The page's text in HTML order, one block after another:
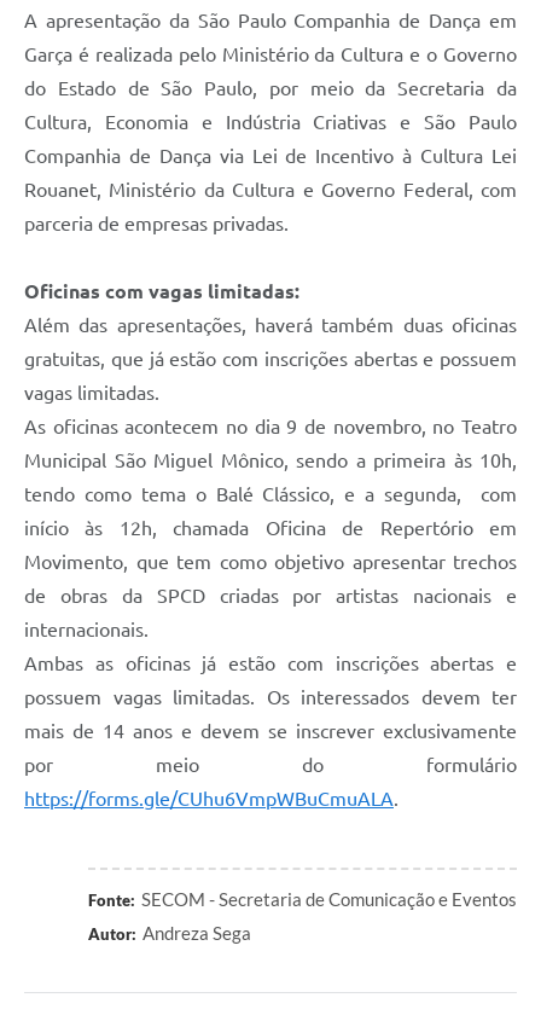
A apresentação da São Paulo Companhia de Dança em
Garça é realizada pelo Ministério da Cultura e o Governo
do Estado de São Paulo, por meio da Secretaria da
Cultura, Economia e Indústria Criativas e São Paulo
Companhia de Dança via Lei de Incentivo à Cultura Lei
Rouanet, Ministério da Cultura e Governo Federal, com
parceria de empresas privadas.
Oficinas com vagas limitadas:
Além das apresentações, haverá também duas oficinas
gratuitas, que já estão com inscrições abertas e possuem
vagas limitadas.
As oficinas acontecem no dia 9 de novembro, no Teatro
Municipal São Miguel Mônico, sendo a primeira às 10h,
tendo como tema o Balé Clássico, e a segunda, com
início às 12h, chamada Oficina de Repertório em
Movimento, que tem como objetivo apresentar trechos
de obras da SPCD criadas por artistas nacionais e
internacionais.
Ambas as oficinas já estão com inscrições abertas e
possuem vagas limitadas. Os interessados devem ter
mais de 14 anos e devem se inscrever exclusivamente
por meio do formulário
https://forms.gle/CUhu6VmpWBuCmuALA.
Fonte: SECOM - Secretaria de Comunicação e Eventos
Autor: Andreza Sega